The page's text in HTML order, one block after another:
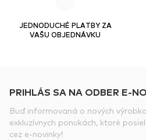
JEDNODUCHÉ PLATBY ZA
VAŠU OBJEDNÁVKU
PRIHLÁS SA NA ODBER E-
Buď informovaná o nových
exkluzívnych ponukách, ktoré
cez e-novinky!